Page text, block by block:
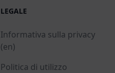
LEGALE
Informativa sulla privacy
(en)
Politica di utilizzo